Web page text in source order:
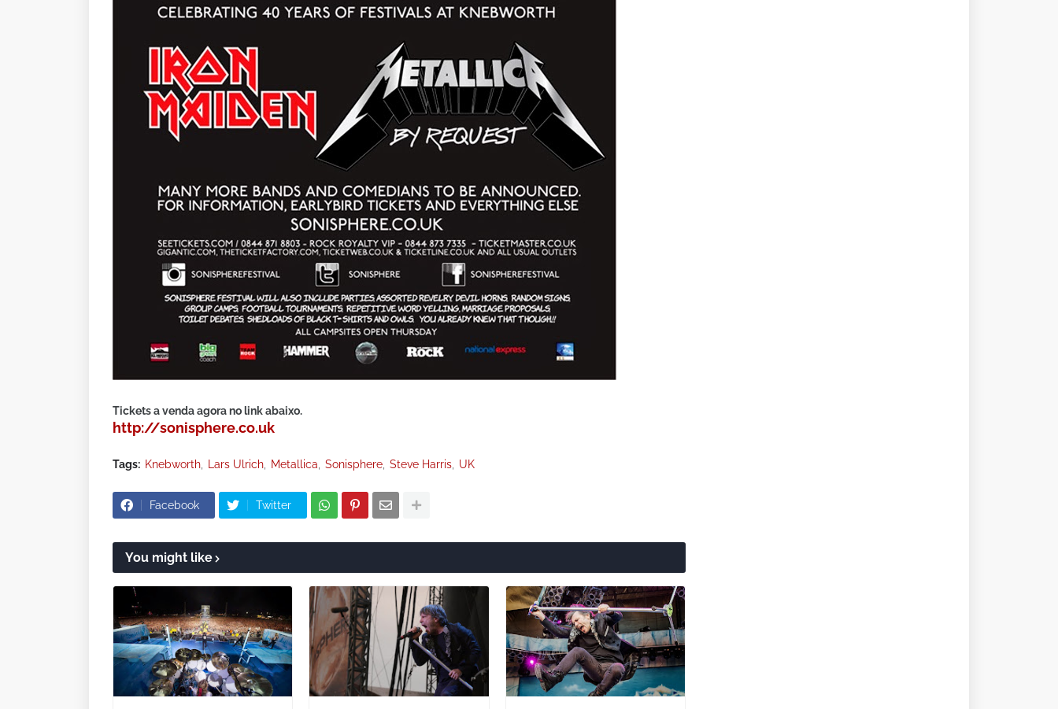
Tickets a venda agora no link abaixo.
http://sonisphere.co.uk
Tags: Knebworth Lars Ulrich Metallica Sonisphere Steve Harris UK
Facebook Twitter
You might like